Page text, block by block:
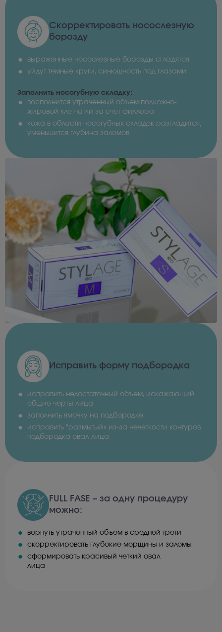
Скорректировать носослезную
борозду
выраженные носослезные борозды сгладятся
уйдут темные круги, синюшность под глазами
Заполнить носогубную складку:
восполнится утраченный объем подкожно-
жировой клетчатки за счет филлера
кожа в области носогубных складок разгладится,
уменьшится глубина заломов
Исправить форму подбородка
исправить недостаточный объем, искажающий
общие черты лица
заполнить ямочку на подбородке
исправить “размытый» из-за нечеткости контуров
подбородка овал лица
FULL FASE – за одну процедуру
можно:
вернуть утраченный объем в средней трети
скорректировать глубокие морщины и заломы
сформировать красивый четкий овал
лица